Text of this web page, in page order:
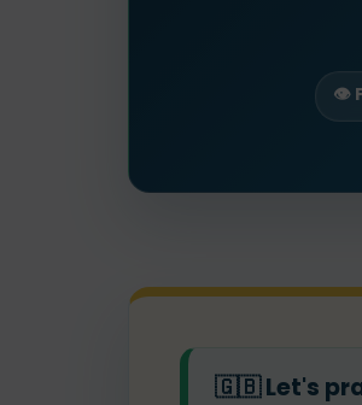
👁️
🇬🇧Let's